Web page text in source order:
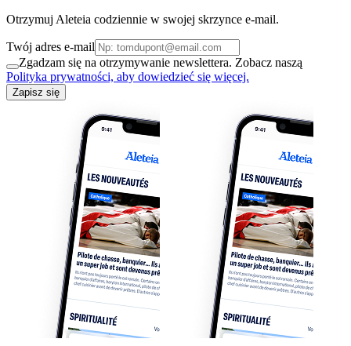
Otrzymuj Aleteia codziennie w swojej skrzynce e-mail.
Twój adres e-mail
Zgadzam się na otrzymywanie newslettera. Zobacz naszą
Polityka prywatności, aby dowiedzieć się więcej.
Zapisz się